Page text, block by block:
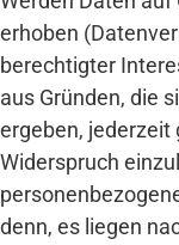
erhoben
berechtigter
aus Gründen, die
ergeben, jederzeit
Widerspruch
denn, es liegen